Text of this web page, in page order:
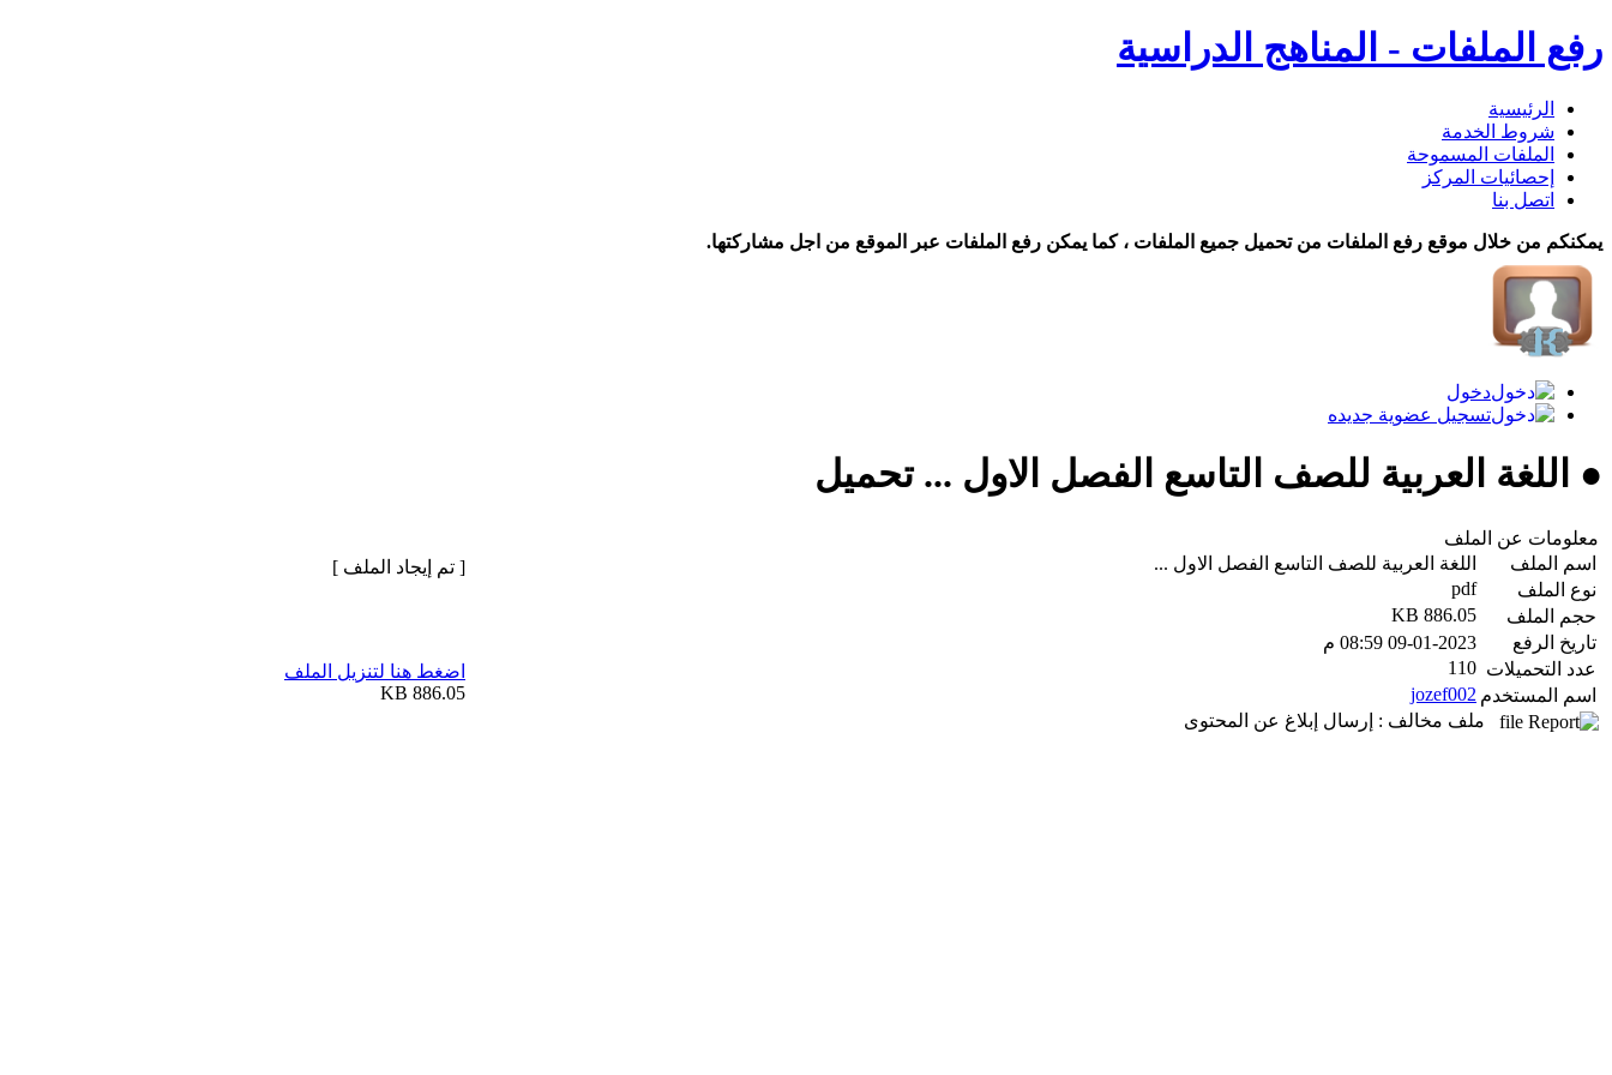
رفع الملفات - المناهج الدراسية
الرئيسية
شروط الخدمة
الملفات المسموحة
إحصائيات المركز
اتصل بنا
يمكنكم من خلال موقع رفع الملفات من تحميل جميع الملفات ، كما يمكن رفع الملفات عبر الموقع من اجل مشاركتها.
دخول
تسجيل عضوية جديده
● اللغة العربية للصف التاسع الفصل الاول ... تحميل
معلومات عن الملف
اسم الملف
اللغة العربية للصف التاسع الفصل الاول ...
نوع الملف
pdf
حجم الملف
886.05 KB
تاريخ الرفع
09-01-2023 08:59 م
عدد التحميلات 110
اسم المستخدم jozef002
ملف مخالف : إرسال إبلاغ عن المحتوى
[ تم إيجاد الملف ]
اضغط هنا لتنزيل الملف
886.05 KB